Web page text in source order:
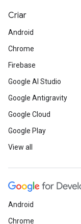
Criar
Android
Chrome
Firebase
Google AI Studio
Google Antigravity
Google Cloud
Google Play
View all
Android
Chrome